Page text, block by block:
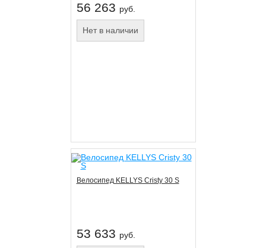
56 263 руб.
Нет в наличии
Велосипед KELLYS Cristy 30 S
53 633 руб.